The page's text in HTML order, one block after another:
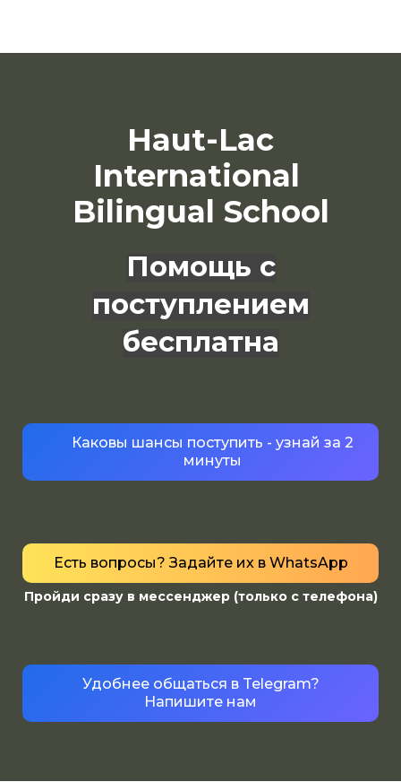
Haut-Lac
International
Bilingual School
Помощь с
поступлением
бесплатна
Каковы шансы поступить - узнай за 2
минуты
Есть вопросы? Задайте их в WhatsApp
Пройди сразу в мессенджер (только с телефона)
Удобнее общаться в Telegram?
Напишите нам